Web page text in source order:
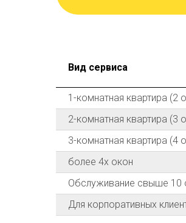
Вид сервиса
1-комнатная квартира (2
2-комнатная квартира (3
3-комнатная квартира (4
более 4х окон
Обслуживание свыше 10
Для корпоративных